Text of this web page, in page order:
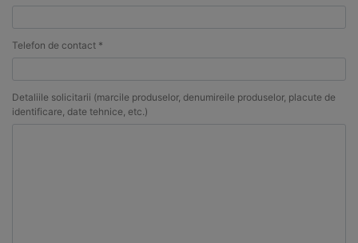
Telefon de contact *
Detaliile solicitarii (marcile produselor, denumireile produselor, placute de
identificare, date tehnice, etc.)